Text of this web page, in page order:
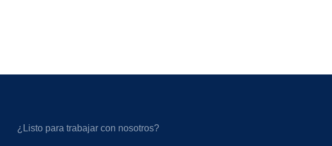
¿Listo para trabajar con nosotros?